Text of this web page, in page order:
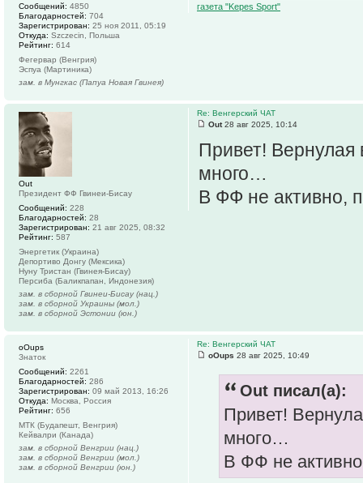
газета "Kepes Sport"
Сообщений: 4850
Благодарностей: 704
Зарегистрирован: 25 ноя 2011, 05:19
Откуда: Szczecin, Польша
Рейтинг: 614
Фегервар (Венгрия)
Эспуа (Мартиника)
зам. в Мунгкас (Папуа Новая Гвинея)
Re: Венгерский ЧАТ
Out28 авг 2025, 10:14
Привет! Вернулая
много…
В ФФ не активно,
Out
Президент ФФ Гвинеи-Бисау
Сообщений: 228
Благодарностей: 28
Зарегистрирован: 21 авг 2025, 08:32
Рейтинг: 587
Энергетик (Украина)
Депортиво Донгу (Мексика)
Нуну Тристан (Гвинея-Бисау)
Персиба (Баликпапан, Индонезия)
зам. в сборной Гвинеи-Бисау (нац.)
зам. в сборной Украины (мол.)
зам. в сборной Эстонии (юн.)
Re: Венгерский ЧАТ
oOups 28 авг 2025, 10:49
Out писал(а):
Привет!
много…
В ФФ не
oOups
Знаток
Сообщений: 2261
Благодарностей: 286
Зарегистрирован: 09 май 2013, 16:26
Откуда: Москва, Россия
Рейтинг: 656
МТК (Будапешт, Венгрия)
Кейвалри (Канада)
зам. в сборной Венгрии (нац.)
зам. в сборной Венгрии (мол.)
зам. в сборной Венгрии (юн.)